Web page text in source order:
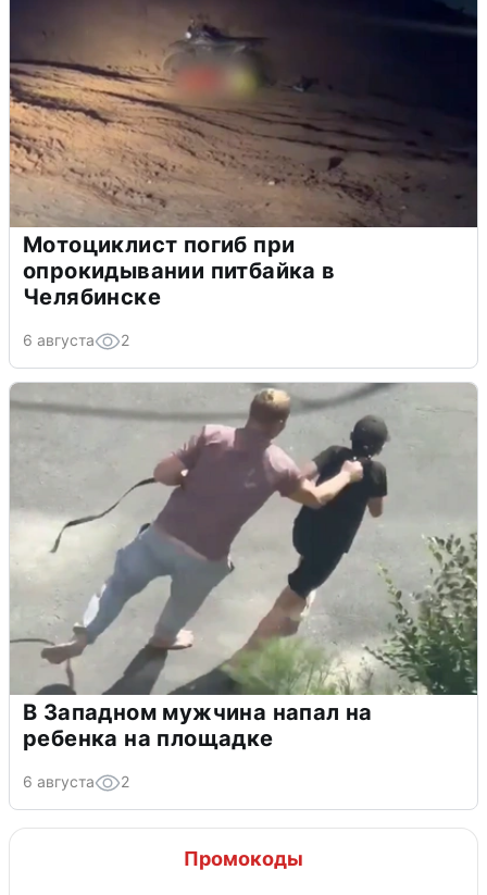
Мотоциклист погиб при
опрокидывании питбайка в
Челябинске
6 августа 2
В Западном мужчина напал на
ребенка на площадке
6 августа 2
Промокоды